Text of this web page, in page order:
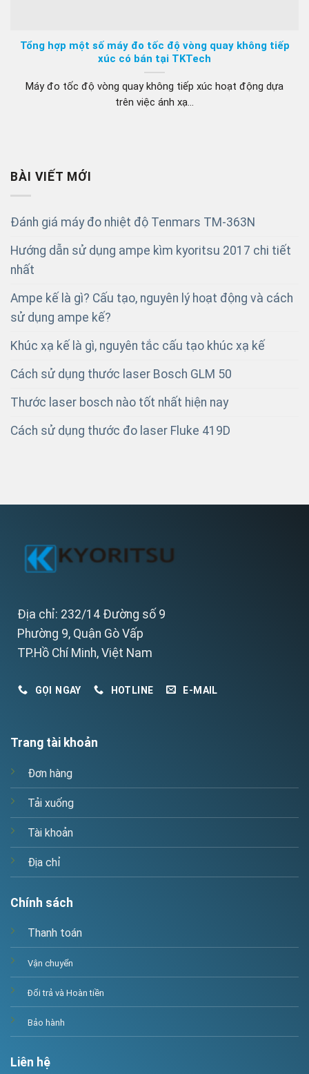
Tổng hợp một số máy đo tốc độ vòng quay không tiếp
xúc có bán tại TKTech
Máy đo tốc độ vòng quay không tiếp xúc hoạt động dựa
trên việc ánh xạ...
BÀI VIẾT MỚI
Đánh giá máy đo nhiệt độ Tenmars TM-363N
Hướng dẫn sử dụng ampe kìm kyoritsu 2017 chi tiết
nhất
Ampe kế là gì? Cấu tạo, nguyên lý hoạt động và cách
sử dụng ampe kế?
Khúc xạ kế là gì, nguyên tắc cấu tạo khúc xạ kế
Cách sử dụng thước laser Bosch GLM 50
Thước laser bosch nào tốt nhất hiện nay
Cách sử dụng thước đo laser Fluke 419D
Địa chỉ: 232/14 Đường số 9
Phường 9, Quận Gò Vấp
TP.Hồ Chí Minh, Việt Nam
GỌI NGAY HOTLINE E-MAIL
Trang tài khoản
Đơn hàng
Tải xuống
Tài khoản
Địa chỉ
Chính sách
Thanh toán
Vận chuyển
Đổi trả và Hoàn tiền
Bảo hành
Liên hệ